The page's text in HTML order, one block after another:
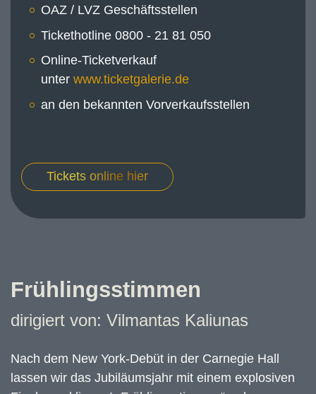
OAZ / LVZ Geschäftsstellen
Tickethotline 0800 - 21 81 050
Online-Ticketverkauf
unter www.ticketgalerie.de
an den bekannten Vorverkaufsstellen
Tickets online hier
Frühlingsstimmen
dirigiert von: Vilmantas Kaliunas
Nach dem New York-Debüt in der Carnegie Hall
lassen wir das Jubiläumsjahr mit einem explosiven